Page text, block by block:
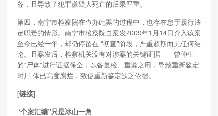
务，且导致了犯罪嫌疑人死亡的后果严重。
第四，南宁市检察院在查办此案的过程中，也存在怠于履行法
定职责的情形。南宁市检察院自案发2009年1月14日介入该案
至今已经一年，却仍停留在 “初查”阶段，严重超期而无任何结
论。且案发后，检察机关没有对涉案的关键证据——曾仲生
的“尸体”进行证据保全，以备复检、重鉴之用，导致重新鉴定
时尸 体已高度腐烂，致使重新鉴定缺乏依据。
[链接]
“个案汇编”只是冰山一角